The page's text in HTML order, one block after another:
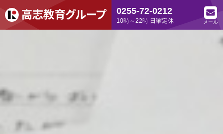
0255-72-0212
10時～22時 日曜定休 メール